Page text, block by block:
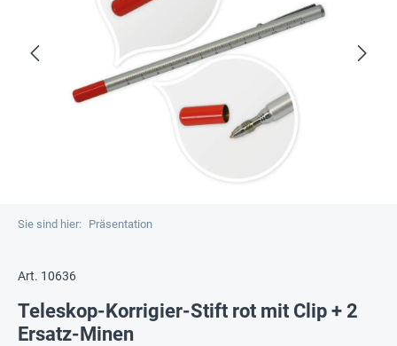
Sie sind hier: Präsentation
Art. 10636
Teleskop-Korrigier-Stift rot mit Clip + 2
Ersatz-Minen